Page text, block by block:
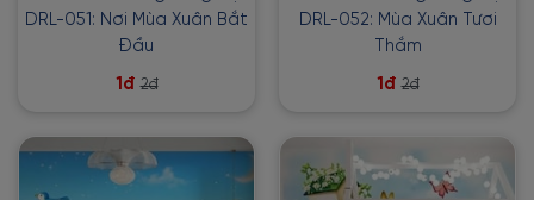
DRL-051: Nơi Mùa Xuân Bắt
Đầu
1đ 2đ
DRL-052: Mùa Xuân Tươi
Thắm
1đ 2đ